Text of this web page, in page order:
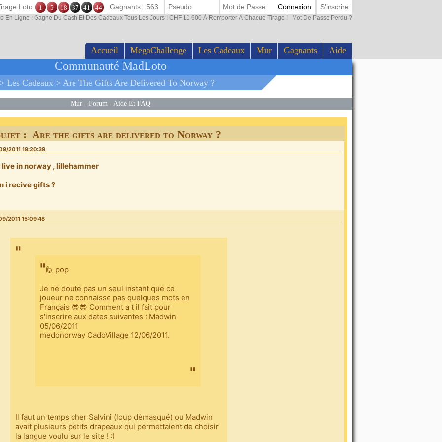
Accueil MegaChallenge Les Cadeaux Mur Gagnants Aide
Loto 1 5 18 37 41 44 : Gagnants : 563 Connexion S'inscrire
En Ligne : Gagne Du Cash Et Des Cadeaux Tous Les Jours ! CHF 11 600 À Remporter À Chaque Tirage ! Mot De Passe Perdu ?
Communauté MadLoto
Les Cadeaux > Are The Gifts Are Delivered To Norway ?
Mur - Forum - Aide Et FAQ
: Are the gifts are delivered to Norway ?
2011 19:20:39
live in norway , lillehammer
i recive gifts ?
2011 15:09:48
🙋 pop
Je ne doute pas un seul instant que ce
joueur ne connaisse pas quelques mots en
Français 😎😎 Comment a t il fait pour
s'inscrire aux dates suivantes : Madwin
05/06/2011
medonorway CadoVillage 12/06/2011.
Il faut un temps cher Salvini (loup démasqué) ou Madwin
avait plusieurs petits drapeaux qui permettaient de choisir
la langue voulu sur le site ! :)